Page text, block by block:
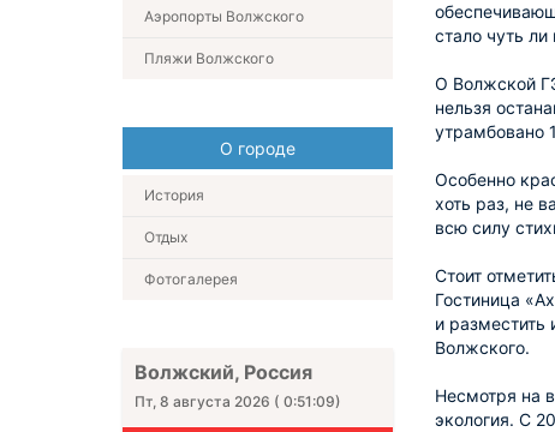
стало чуть
О Волжской
нельзя
утрамбовано
Особенно
хоть раз, не
всю силу
Стоит
Гостиница
и разместить
Волжского.
Несмотря на
экология. С
Аэропорты Волжского
Пляжи Волжского
О городе
История
Отдых
Фотогалерея
Волжский, Россия
Пт, 8 августа 2026 ( 0:51:10)